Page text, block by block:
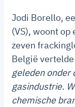
Jodi Borello,
(VS), woont
zeven
België vertelde
geleden onder
gasindustrie.
chemische